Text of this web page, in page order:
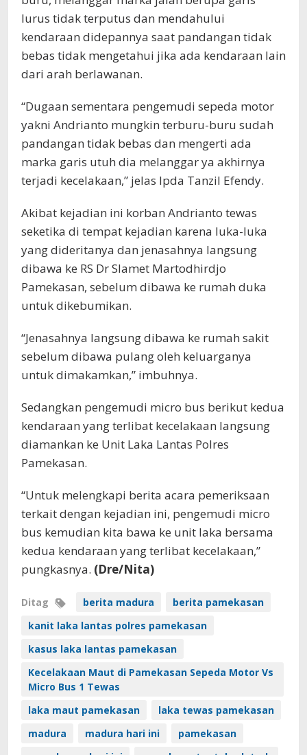
lurus tidak terputus dan mendahului
kendaraan didepannya saat pandangan tidak
bebas tidak mengetahui jika ada kendaraan lain
dari arah berlawanan.
“Dugaan sementara pengemudi sepeda motor
yakni Andrianto mungkin terburu-buru sudah
pandangan tidak bebas dan mengerti ada
marka garis utuh dia melanggar ya akhirnya
terjadi kecelakaan,” jelas Ipda Tanzil Efendy.
Akibat kejadian ini korban Andrianto tewas
seketika di tempat kejadian karena luka-luka
yang dideritanya dan jenasahnya langsung
dibawa ke RS Dr Slamet Martodhirdjo
Pamekasan, sebelum dibawa ke rumah duka
untuk dikebumikan.
“Jenasahnya langsung dibawa ke rumah sakit
sebelum dibawa pulang oleh keluarganya
untuk dimakamkan,” imbuhnya.
Sedangkan pengemudi micro bus berikut kedua
kendaraan yang terlibat kecelakaan langsung
diamankan ke Unit Laka Lantas Polres
Pamekasan.
“Untuk melengkapi berita acara pemeriksaan
terkait dengan kejadian ini, pengemudi micro
bus kemudian kita bawa ke unit laka bersama
kedua kendaraan yang terlibat kecelakaan,”
pungkasnya. (Dre/Nita)
Ditag berita madura
berita pamekasan
kanit laka lantas polres pamekasan
kasus laka lantas pamekasan
Kecelakaan Maut di Pamekasan Sepeda Motor Vs
Micro Bus 1 Tewas
laka maut pamekasan
laka tewas pamekasan
madura
madura hari ini
pamekasan